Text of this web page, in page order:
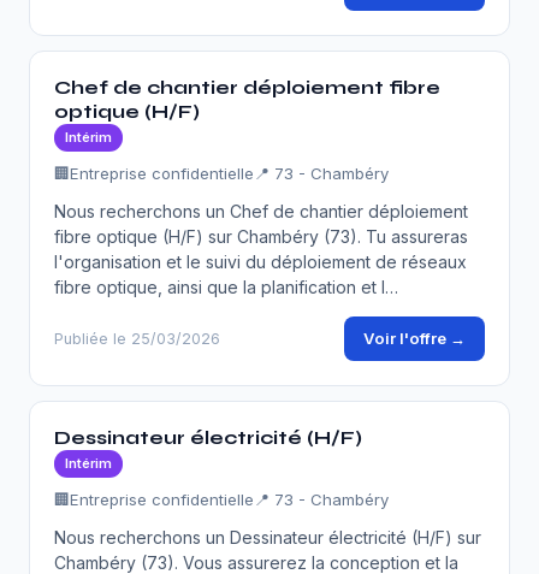
Chef de chantier déploiement fibre
optique (H/F)
Intérim
🏢Entreprise confidentielle 📍 73 - Chambéry
Nous recherchons un Chef de chantier déploiement
fibre optique (H/F) sur Chambéry (73). Tu assureras
l'organisation et le suivi du déploiement de réseaux
fibre optique, ainsi que la planification et l…
Publiée le 25/03/2026 Voir l'offre →
Dessinateur électricité (H/F)
Intérim
🏢Entreprise confidentielle 📍 73 - Chambéry
Nous recherchons un Dessinateur électricité (H/F) sur
Chambéry (73). Vous assurerez la conception et la